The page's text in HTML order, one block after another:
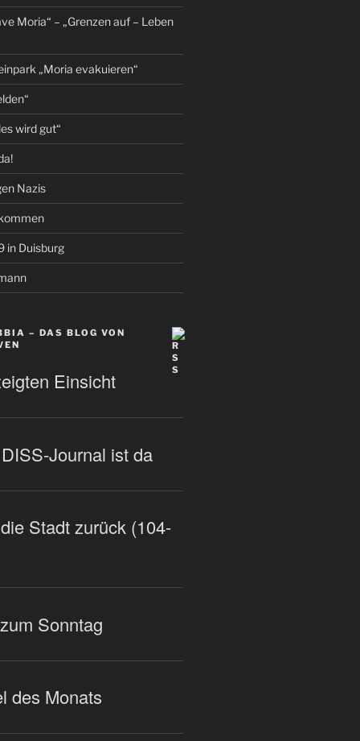
Moria“ – „Grenzen auf – Leben
„Moria evakuieren“
wird gut“
Nazis
in Duisburg
– DAS BLOG VON
Einsicht
Journal ist da
Stadt zurück (104-
Sonntag
des Monats